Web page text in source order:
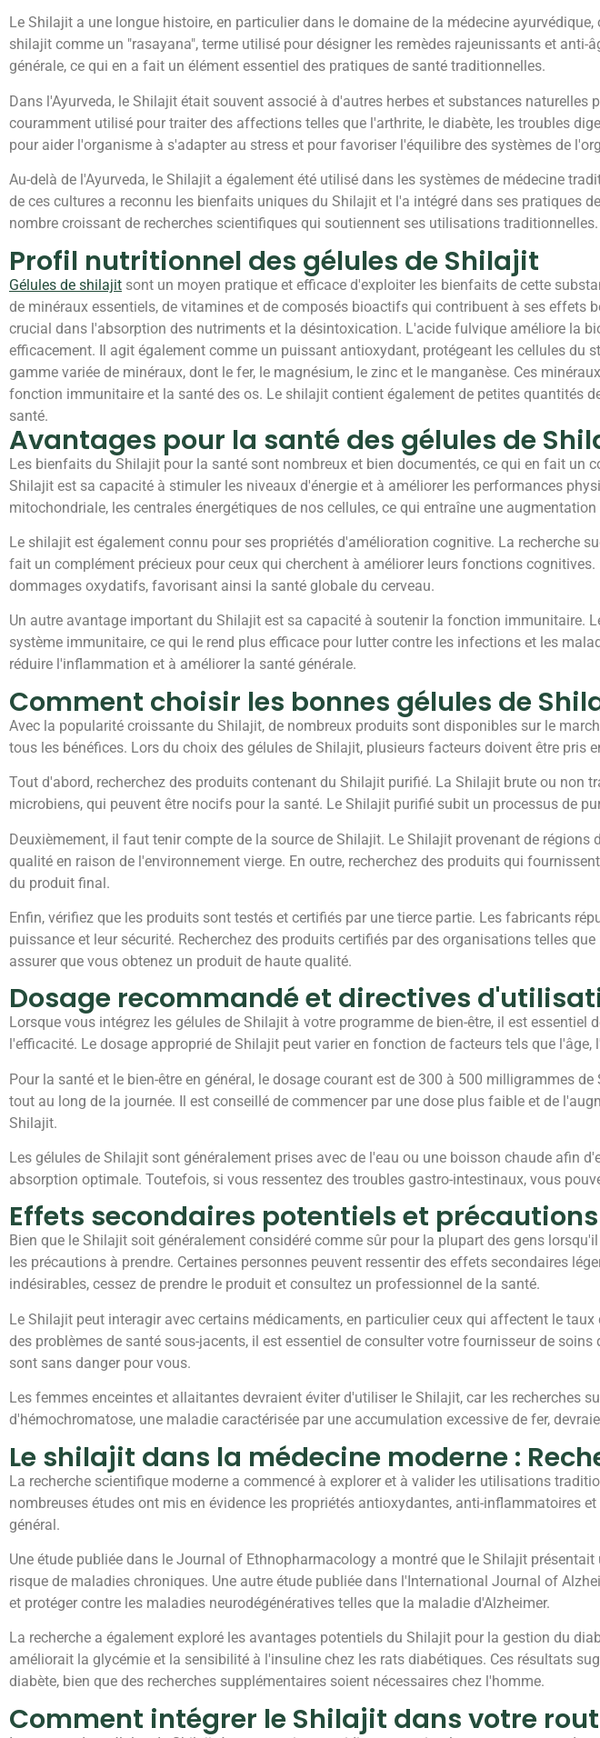
Le Shilajit a une longue histoire, en particulier dans le domaine de la médecine
shilajit comme un "rasayana", terme utilisé pour désigner les remèdes rajeunissants et
générale, ce qui en a fait un élément essentiel des pratiques de santé traditionnelles.
Dans l'Ayurveda, le Shilajit était souvent associé à d'autres herbes et substances
couramment utilisé pour traiter des affections telles que l'arthrite, le diabète, les troubles
pour aider l'organisme à s'adapter au stress et pour favoriser l'équilibre des systèmes de
Au-delà de l'Ayurveda, le Shilajit a également été utilisé dans les systèmes de médecine
de ces cultures a reconnu les bienfaits uniques du Shilajit et l'a intégré dans ses pratiques
nombre croissant de recherches scientifiques qui soutiennent ses utilisations traditionnelles.
Profil nutritionnel des gélules de Shilajit
Gélules de shilajit sont un moyen pratique et efficace d'exploiter les bienfaits de cette
de minéraux essentiels, de vitamines et de composés bioactifs qui contribuent à ses
crucial dans l'absorption des nutriments et la désintoxication. L'acide fulvique améliore la
efficacement. Il agit également comme un puissant antioxydant, protégeant les cellules
gamme variée de minéraux, dont le fer, le magnésium, le zinc et le manganèse. Ces
fonction immunitaire et la santé des os. Le shilajit contient également de petites quantités
santé.
Avantages pour la santé des gélules de
Les bienfaits du Shilajit pour la santé sont nombreux et bien documentés, ce qui en fait un
Shilajit est sa capacité à stimuler les niveaux d'énergie et à améliorer les performances
mitochondriale, les centrales énergétiques de nos cellules, ce qui entraîne une
Le shilajit est également connu pour ses propriétés d'amélioration cognitive. La recherche
fait un complément précieux pour ceux qui cherchent à améliorer leurs fonctions
dommages oxydatifs, favorisant ainsi la santé globale du cerveau.
Un autre avantage important du Shilajit est sa capacité à soutenir la fonction
système immunitaire, ce qui le rend plus efficace pour lutter contre les infections et les
réduire l'inflammation et à améliorer la santé générale.
Comment choisir les bonnes gélules de
Avec la popularité croissante du Shilajit, de nombreux produits sont disponibles sur le
tous les bénéfices. Lors du choix des gélules de Shilajit, plusieurs facteurs doivent être pris
Tout d'abord, recherchez des produits contenant du Shilajit purifié. La Shilajit brute ou
microbiens, qui peuvent être nocifs pour la santé. Le Shilajit purifié subit un processus de
Deuxièmement, il faut tenir compte de la source de Shilajit. Le Shilajit provenant de
qualité en raison de l'environnement vierge. En outre, recherchez des produits qui
du produit final.
Enfin, vérifiez que les produits sont testés et certifiés par une tierce partie. Les fabricants
puissance et leur sécurité. Recherchez des produits certifiés par des organisations telles
assurer que vous obtenez un produit de haute qualité.
Dosage recommandé et directives
Lorsque vous intégrez les gélules de Shilajit à votre programme de bien-être, il est
l'efficacité. Le dosage approprié de Shilajit peut varier en fonction de facteurs tels que
Pour la santé et le bien-être en général, le dosage courant est de 300 à 500 milligrammes
tout au long de la journée. Il est conseillé de commencer par une dose plus faible et de
Shilajit.
Les gélules de Shilajit sont généralement prises avec de l'eau ou une boisson chaude afin
absorption optimale. Toutefois, si vous ressentez des troubles gastro-intestinaux, vous
Effets secondaires potentiels et précautions
Bien que le Shilajit soit généralement considéré comme sûr pour la plupart des gens
les précautions à prendre. Certaines personnes peuvent ressentir des effets secondaires
indésirables, cessez de prendre le produit et consultez un professionnel de la santé.
Le Shilajit peut interagir avec certains médicaments, en particulier ceux qui affectent le
des problèmes de santé sous-jacents, il est essentiel de consulter votre fournisseur de
sont sans danger pour vous.
Les femmes enceintes et allaitantes devraient éviter d'utiliser le Shilajit, car les recherches
d'hémochromatose, une maladie caractérisée par une accumulation excessive de fer,
Le shilajit dans la médecine moderne :
La recherche scientifique moderne a commencé à explorer et à valider les utilisations
nombreuses études ont mis en évidence les propriétés antioxydantes, anti-inflammatoires
général.
Une étude publiée dans le Journal of Ethnopharmacology a montré que le Shilajit
risque de maladies chroniques. Une autre étude publiée dans l'International Journal of
et protéger contre les maladies neurodégénératives telles que la maladie d'Alzheimer.
La recherche a également exploré les avantages potentiels du Shilajit pour la gestion du
améliorait la glycémie et la sensibilité à l'insuline chez les rats diabétiques. Ces résultats
diabète, bien que des recherches supplémentaires soient nécessaires chez l'homme.
Comment intégrer le Shilajit dans votre